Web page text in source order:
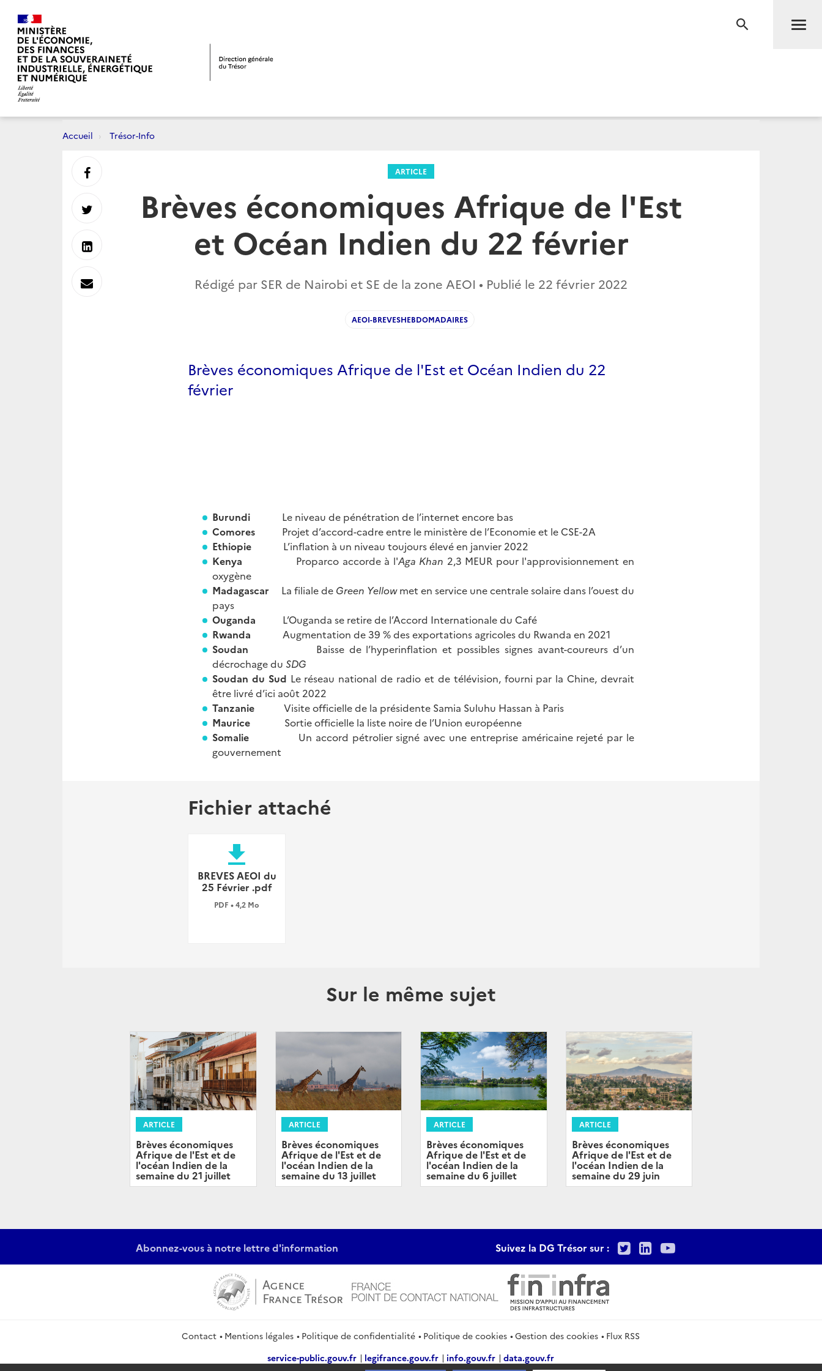
RECHERCHE
Accueil Trésor-Info
ARTICLE
Brèves économiques Afrique de l'Est
et Océan Indien du 22 février
Rédigé par SER de Nairobi et SE de la zone AEOI • Publié le 22 février 2022
AEOI-BREVESHEBDOMADAIRES
Brèves économiques Afrique de l'Est et Océan Indien du 22
février
Burundi Le niveau de pénétration de l’internet encore bas
Comores Projet d’accord-cadre entre le ministère de l’Economie et le CSE-2A
Ethiopie L’inflation à un niveau toujours élevé en janvier 2022
Kenya Proparco accorde à l'Aga Khan 2,3 MEUR pour l'approvisionnement en
oxygène
Madagascar La filiale de Green Yellowmet en service une centrale solaire dans l’ouest du
pays
Ouganda L’Ouganda se retire de l’Accord Internationale du Café
Rwanda
Augmentation de 39 % des exportations agricoles du Rwanda en 2021
Soudan Baisse de l’hyperinflation et possibles signes avant-coureurs d’un
décrochage du SDG
Soudan du Sud Le réseau national de radio et de télévision, fourni par la Chine, devrait
être livré d’ici août 2022
Tanzanie Visite officielle de la présidente Samia Suluhu Hassan à Paris
Maurice Sortie officielle la liste noire de l’Union européenne
Somalie
Un accord pétrolier signé avec une entreprise américaine rejeté par le
gouvernement
Fichier attaché
file_download
BREVES AEOI du
25 Février .pdf
PDF • 4,2 Mo
Sur le même sujet
ARTICLE
Brèves économiques
Afrique de l'Est et de
l'océan Indien de la
semaine du 21 juillet
ARTICLE
Brèves économiques
Afrique de l'Est et de
l'océan Indien de la
semaine du 13 juillet
ARTICLE
Brèves économiques
Afrique de l'Est et de
l'océan Indien de la
semaine du 6 juillet
ARTICLE
Brèves économiques
Afrique de l'Est et de
l'océan Indien de la
semaine du 29 juin
Partager
sur
Partager
sur
Partager
sur
Envoyer
Abonnez-vous à notre lettre d'information Suivez la DG Trésor sur : TwitterLinkedIn
Youtube
Contact Mentions légales Politique de confidentialité Politique de cookies Gestion des cookies
Flux RSS
service-public.gouv.fr
legifrance.gouv.fr info.gouv.fr data.gouv.fr